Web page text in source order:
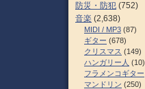
防災・防犯 (752)
音楽 (2,638)
MIDI / MP3 (87)
ギター (678)
クリスマス (149)
ハンガリー人 (10)
フラメンコギター
マンドリン (250)